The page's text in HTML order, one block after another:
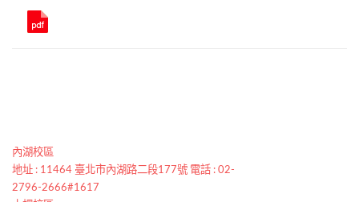
內湖校區
地址 : 11464 臺北市內湖路二段177號 電話 : 02-
2796-2666#1617